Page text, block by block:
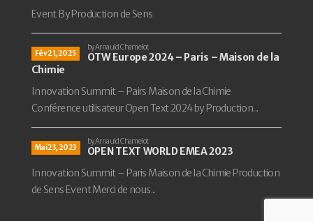
Event By Production de Sens
Fév 21, 2025
by Arnauld Chamelot
OTW Europe 2024 – Paris – Maison de la
Chimie
Innovation Summit – Pairs Maison de la Chimie
Conférence utilisateur Open Text 2024 by Production...
Mai 23, 2023
by Arnauld Chamelot
OPEN TEXT WORLD EMEA 2023
Innovation Summit – Paris Maison de la Chimie Production
de Sens Event Merci de nous...